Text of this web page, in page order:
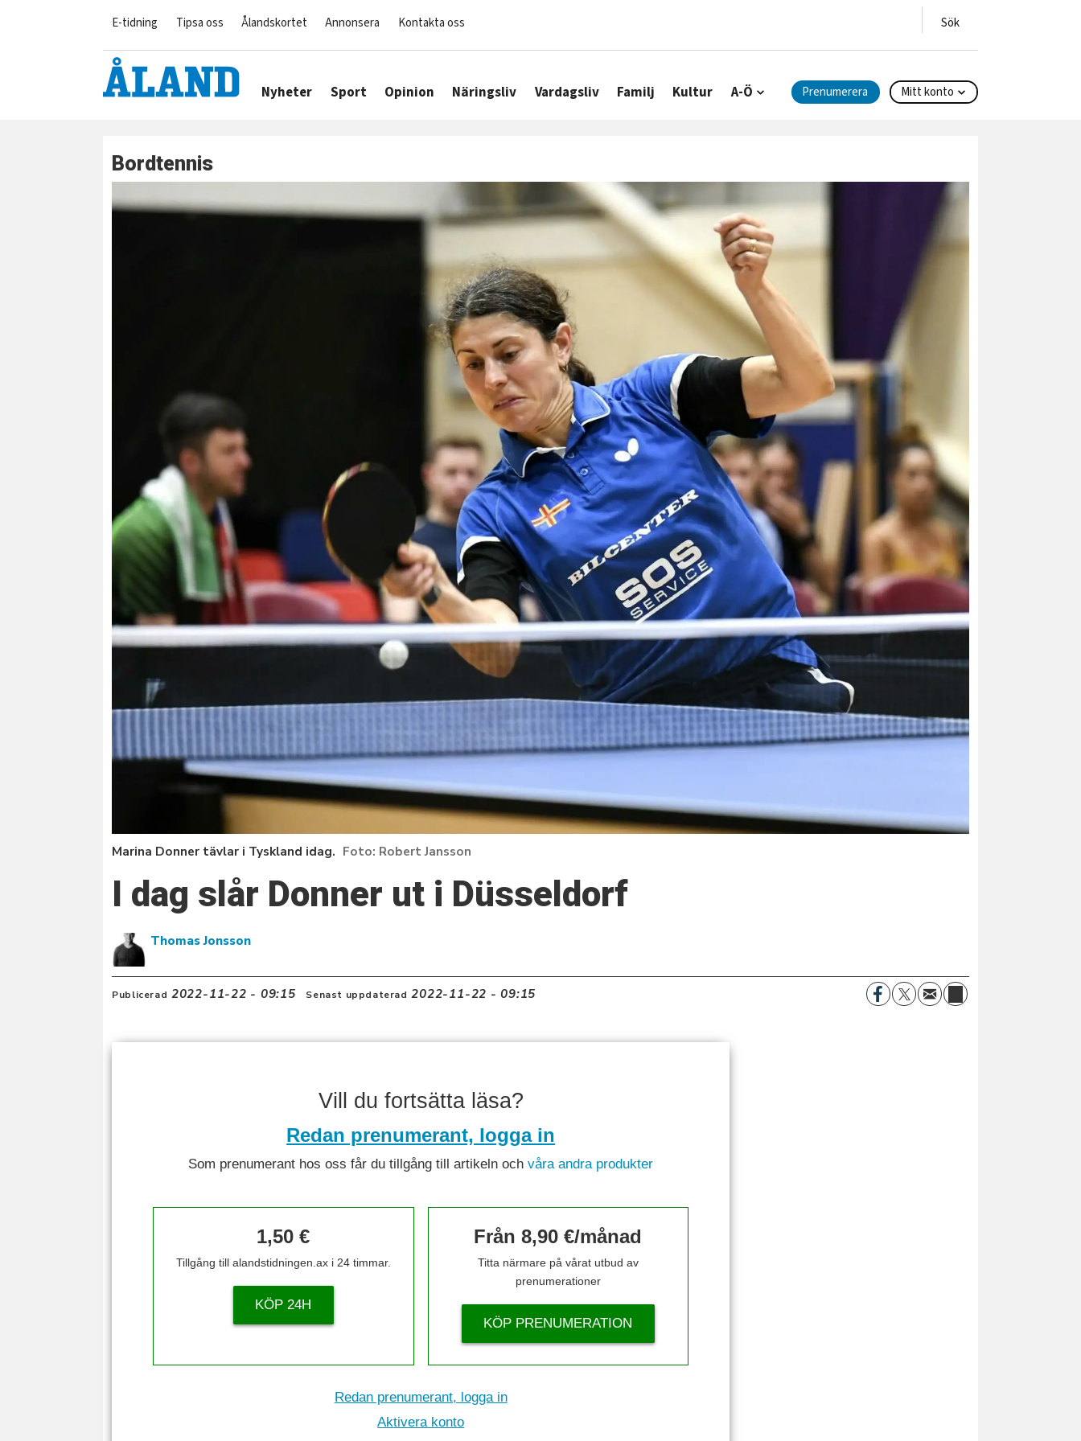
E-tidning Tipsa oss Ålandskortet Annonsera Kontakta oss
Nyheter Sport Opinion Näringsliv Vardagsliv Familj Kultur A-Ö Prenumerera Mitt konto
Bordtennis
Marina Donner tävlar i Tyskland idag. Robert Jansson
I dag slår Donner ut i Düsseldorf
Thomas Jonsson
Publicerad 2022-11-22 - 09:15 Senast uppdaterad 2022-11-22 - 09:15
Vill du fortsätta läsa?
Redan prenumerant, logga in
Som prenumerant hos oss får du tillgång till artikeln ochvåra andra produkter
1,50 €
Tillgång till alandstidningen.ax i 24 timmar.
KÖP 24H
Från 8,90 €/månad
Titta närmare på vårat utbud av
prenumerationer
KÖP PRENUMERATION
Redan prenumerant, logga in
Aktivera konto